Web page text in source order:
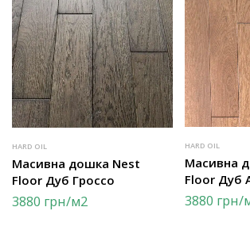
HARD OIL
Масивна дошка Nest
Floor Дуб Гроссо
3880 грн/м2
HARD OIL
Масивна
Floor Дуб
3880 грн/